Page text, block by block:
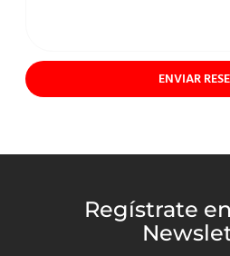
ENVIAR
Regístrate